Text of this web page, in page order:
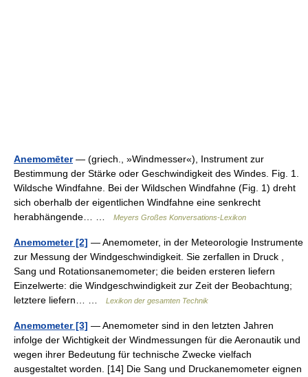
Anemomēter— (griech., »Windmesser«), Instrument zur
Bestimmung der Stärke oder Geschwindigkeit des Windes. Fig. 1.
Wildsche Windfahne. Bei der Wildschen Windfahne (Fig. 1) dreht
sich oberhalb der eigentlichen Windfahne eine senkrecht
herabhängende… …
Meyers Großes Konversations-Lexikon
Anemometer [2] — Anemometer, in der Meteorologie Instrumente
zur Messung der Windgeschwindigkeit. Sie zerfallen in Druck ,
Sang und Rotationsanemometer; die beiden ersteren liefern
Einzelwerte: die Windgeschwindigkeit zur Zeit der Beobachtung;
letztere liefern… …
Lexikon der gesamten Technik
Anemometer [3] — Anemometer sind in den letzten Jahren
infolge der Wichtigkeit der Windmessungen für die Aeronautik und
wegen ihrer Bedeutung für technische Zwecke vielfach
ausgestaltet worden. [14] Die Sang und Druckanemometer eignen